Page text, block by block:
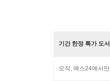
기간 한정 특가 도서
오직, 예스24에서만